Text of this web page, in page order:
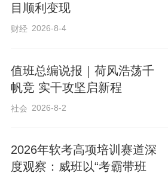
活动累计服务群众100余
医骨伤防治、急救知识、
目顺利变现
财经 2026-8-4
值班总编说报｜荷风浩荡千
帆竞 实干攻坚启新程
社会 2026-8-2
2026年软考高项培训赛道深
度观察：威班以“考霸带班